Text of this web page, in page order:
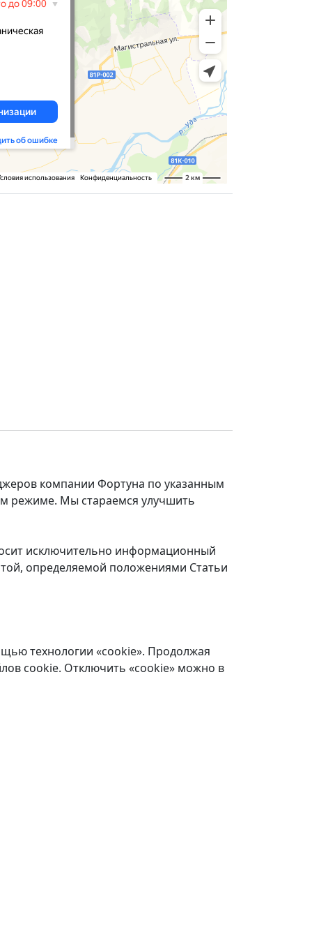
компании Фортуна по указанным
режиме. Мы стараемся улучшить
исключительно информационный
определяемой положениями Статьи
технологии «cookie». Продолжая
cookie. Отключить «cookie» можно в